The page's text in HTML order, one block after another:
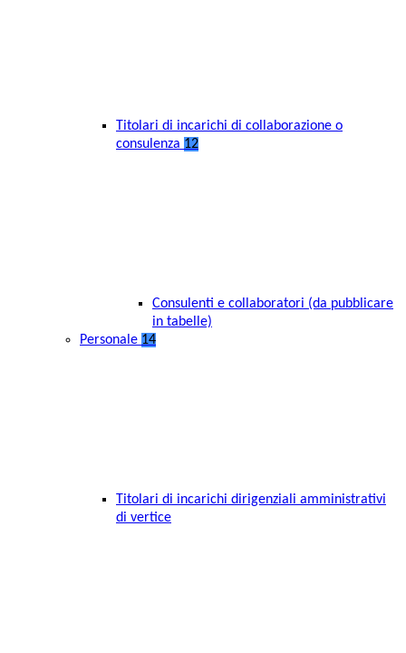
Titolari di incarichi di collaborazione o
consulenza 12
Consulenti e collaboratori (da pubblicare
in tabelle)
Personale 14
Titolari di incarichi dirigenziali amministrativi
di vertice